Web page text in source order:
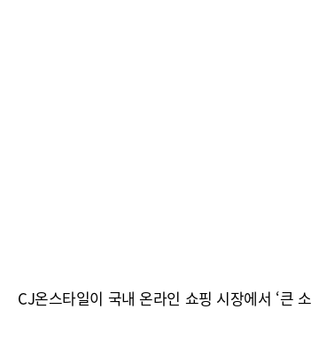
CJ온스타일이 국내 온라인 쇼핑 시장에서 ‘큰